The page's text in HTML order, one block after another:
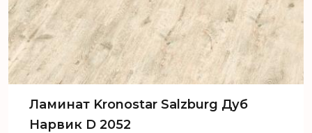
Ламинат Kronostar Salzburg Дуб
Нарвик D 2052